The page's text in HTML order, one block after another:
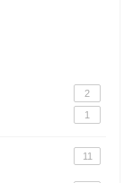
2
1
11